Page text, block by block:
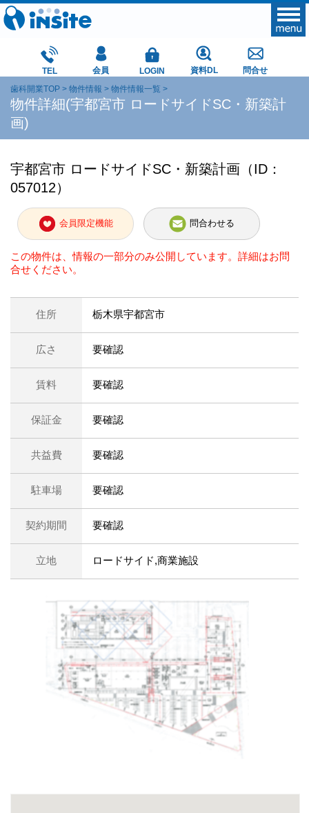
TEL 会員 LOGIN 資料DL
問合せ
歯科開業TOP
物件情報 物件情報一覧
物件詳細(宇都宮市 ロードサイドSC・新築計
画)
宇都宮市 ロードサイドSC・新築計画（ID：
057012）
会員限定機能 問合わせる
この物件は、情報の一部分のみ公開しています。詳細はお問
合せください。
住所 栃木県宇都宮市
広さ 要確認
賃料 要確認
保証金 要確認
共益費 要確認
駐車場 要確認
契約期間 要確認
立地 ロードサイド,商業施設